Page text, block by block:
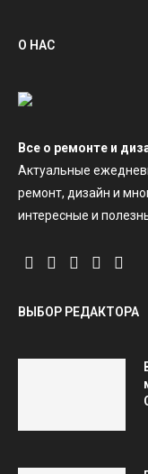
О НАС
Все о ремонте и
Актуальные
ремонт, дизайн и
интересные и
ВЫБОР РЕДАКТОРА